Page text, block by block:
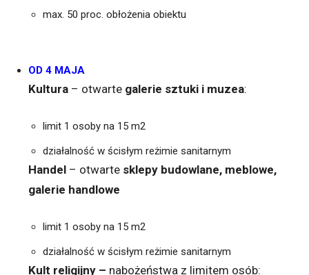
max. 50 proc. obłożenia obiektu
OD 4 MAJA
Kultura – otwarte galerie sztuki i muzea:
limit 1 osoby na 15 m2
działalność w ścisłym reżimie sanitarnym
Handel – otwarte sklepy budowlane, meblowe,
galerie handlowe
limit 1 osoby na 15 m2
działalność w ścisłym reżimie sanitarnym
Kult religijny – nabożeństwa z limitem osób: